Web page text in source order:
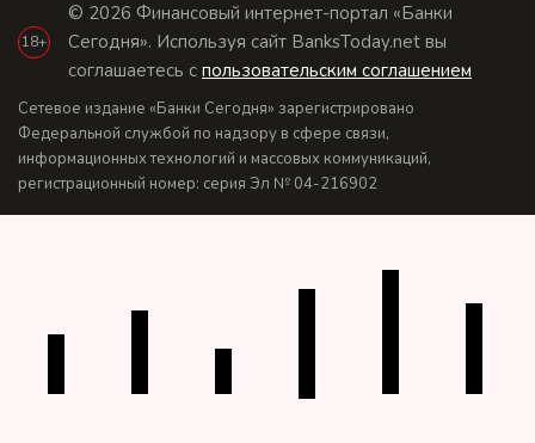
18+
© 2026 Финансовый интернет-портал «Банки
Сегодня». Используя сайт BanksToday.net вы
соглашаетесь с пользовательским соглашением
Сетевое издание «Банки Сегодня» зарегистрировано
Федеральной службой по надзору в сфере связи,
информационных технологий и массовых коммуникаций,
регистрационный номер: серия Эл № 04-216902